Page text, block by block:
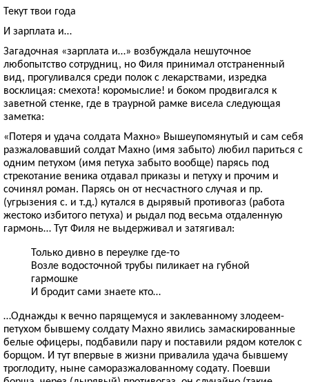
Текут твои года
И зарплата и…
Загадочная «зарплата и…» возбуждала нешуточное
любопытство сотрудниц, но Филя принимал отстраненный
вид, прогуливался среди полок с лекарствами, изредка
восклицая: смехота! коромыслие! и боком продвигался к
заветной стенке, где в траурной рамке висела следующая
заметка:
«Потеря и удача солдата Махно» Вышеупомянутый и сам себя
разжаловавший солдат Махно (имя забыто) любил париться с
одним петухом (имя петуха забыто вообще) парясь под
стрекотание веника отдавал приказы и петуху и прочим и
сочинял роман. Парясь он от несчастного случая и пр.
(угрызения с. и т.д.) кутался в дырявый противогаз (работа
жестоко избитого петуха) и рыдал под весьма отдаленную
гармонь… Тут Филя не выдерживал и затягивал:
Только дивно в переулке где-то
Возле водосточной трубы пиликает на губной
гармошке
И бродит сами знаете кто…
…Однажды к вечно парящемуся и заклеванному злодеем-
петухом бывшему солдату Махно явились замаскированные
белые офицеры, подбавили пару и поставили рядом котелок с
борщом. И тут впервые в жизни привалила удача бывшему
троглодиту, ныне саморазжалованному содату. Поевши